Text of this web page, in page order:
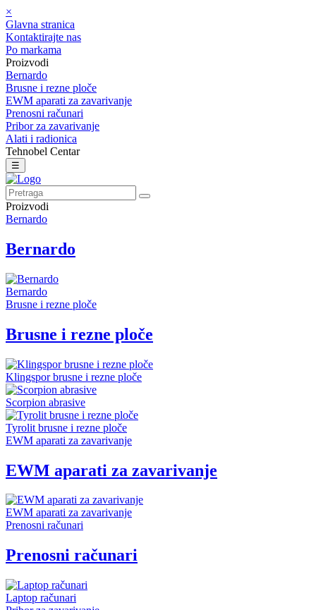
×
Glavna stranica
Kontaktirajte nas
Po markama
Proizvodi
Bernardo
Brusne i rezne ploče
EWM aparati za zavarivanje
Prenosni računari
Pribor za zavarivanje
Alati i radionica
Tehnobel Centar
☰
Proizvodi
Bernardo
Bernardo
Bernardo
Brusne i rezne ploče
Brusne i rezne ploče
Klingspor brusne i rezne ploče
Scorpion abrasive
Tyrolit brusne i rezne ploče
EWM aparati za zavarivanje
EWM aparati za zavarivanje
EWM aparati za zavarivanje
Prenosni računari
Prenosni računari
Laptop računari